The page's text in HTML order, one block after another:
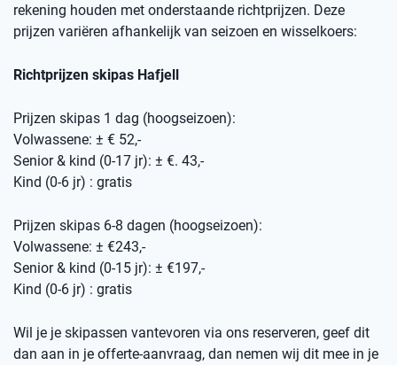
rekening houden met onderstaande richtprijzen. Deze
prijzen variëren afhankelijk van seizoen en wisselkoers:
Richtprijzen skipas Hafjell
Prijzen skipas 1 dag (hoogseizoen):
Volwassene: ± € 52,-
Senior & kind (0-17 jr): ± €. 43,-
Kind (0-6 jr) : gratis
Prijzen skipas 6-8 dagen (hoogseizoen):
Volwassene: ± €243,-
Senior & kind (0-15 jr): ± €197,-
Kind (0-6 jr) : gratis
Wil je je skipassen vantevoren via ons reserveren, geef dit
dan aan in je offerte-aanvraag, dan nemen wij dit mee in je